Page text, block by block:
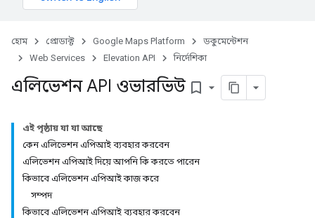
হোম প্রোডাক্ট Google Maps Platform
ডকুমেন্টেশন
Web Services
Elevation API নির্দেশিকা
এলিভেশন API ওভারভিউ bookmark_border
এই পৃষ্ঠায় যা যা আছে
কেন এলিভেশন এপিআই ব্যবহার করবেন
এলিভেশন এপিআই দিয়ে আপনি কি করতে পারেন
কিভাবে এলিভেশন এপিআই কাজ করে
সম্পদ
কিভাবে এলিভেশন এপিআই ব্যবহার করবেন